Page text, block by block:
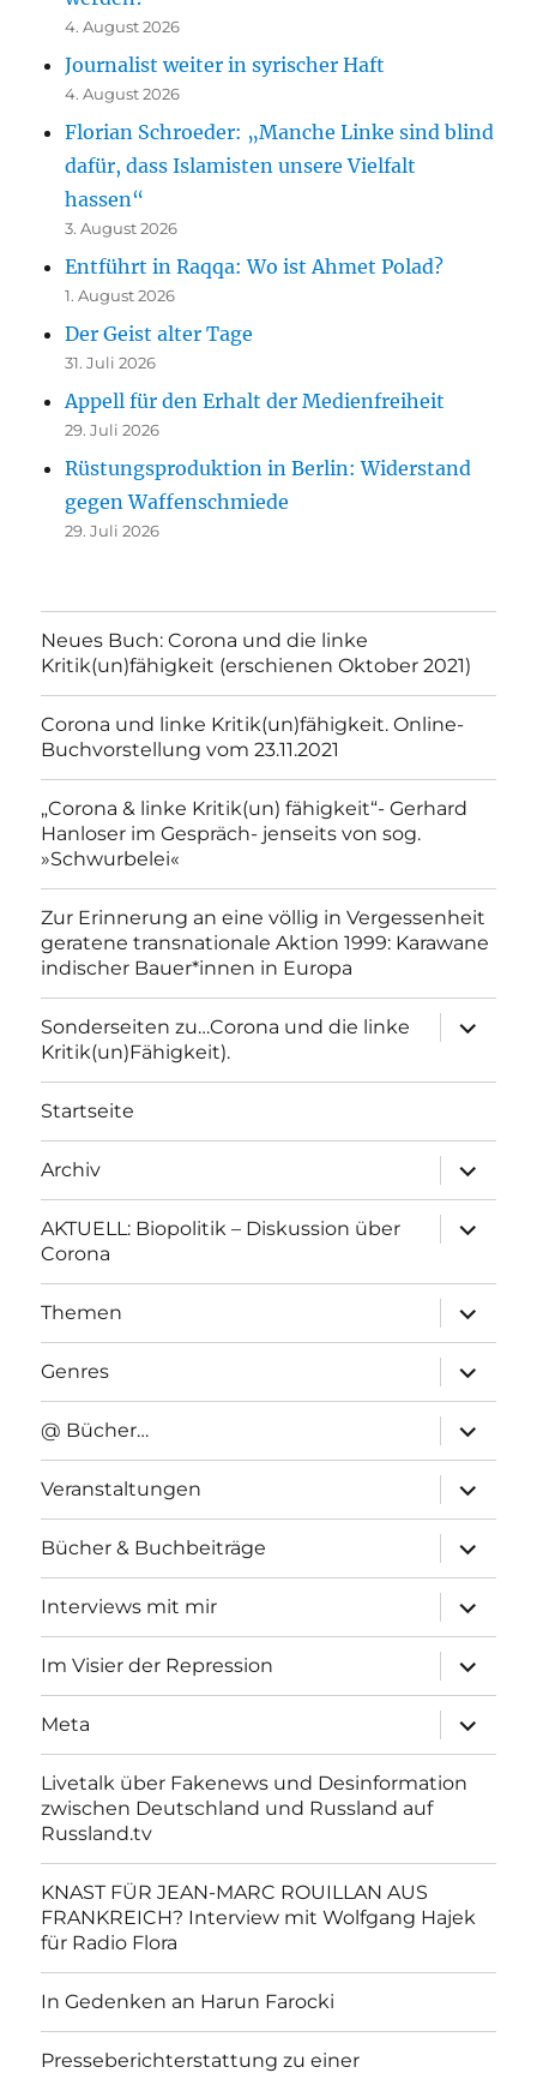
4. August 2026
Journalist weiter in syrischer Haft
4. August 2026
Florian Schroeder: „Manche Linke sind blind
dafür, dass Islamisten unsere Vielfalt
hassen“
3. August 2026
Entführt in Raqqa: Wo ist Ahmet Polad?
1. August 2026
Der Geist alter Tage
31. Juli 2026
Appell für den Erhalt der Medienfreiheit
29. Juli 2026
Rüstungsproduktion in Berlin: Widerstand
gegen Waffenschmiede
29. Juli 2026
Neues Buch: Corona und die linke
Kritik(un)fähigkeit (erschienen Oktober 2021)
Corona und linke Kritik(un)fähigkeit. Online-
Buchvorstellung vom 23.11.2021
„Corona & linke Kritik(un) fähigkeit“- Gerhard
Hanloser im Gespräch- jenseits von sog.
»Schwurbelei«
Zur Erinnerung an eine völlig in Vergessenheit
geratene transnationale Aktion 1999: Karawane
indischer Bauer*innen in Europa
Sonderseiten zu…Corona und die linke
Kritik(un)Fähigkeit).
anzeigen
Startseite
Archiv
anzeigen
AKTUELL: Biopolitik – Diskussion über
Corona
anzeigen
Themen
anzeigen
Genres
anzeigen
@ Bücher…
anzeigen
Veranstaltungen
anzeigen
Bücher & Buchbeiträge
anzeigen
Interviews mit mir
anzeigen
Im Visier der Repression
anzeigen
Meta
anzeigen
Livetalk über Fakenews und Desinformation
zwischen Deutschland und Russland auf
Russland.tv
KNAST FÜR JEAN-MARC ROUILLAN AUS
FRANKREICH? Interview mit Wolfgang Hajek
für Radio Flora
In Gedenken an Harun Farocki
Presseberichterstattung zu einer